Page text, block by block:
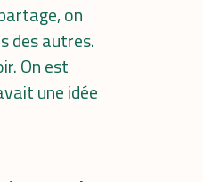
on
des autres.
On est
une idée